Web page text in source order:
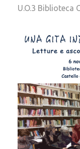
U.O.3 Biblioteca